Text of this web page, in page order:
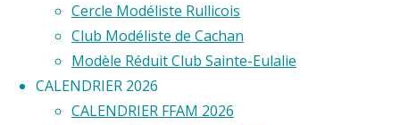
Cercle Modéliste Rullicois
Club Modéliste de Cachan
Modèle Réduit Club Sainte-Eulalie
CALENDRIER 2026
CALENDRIER FFAM 2026
2023